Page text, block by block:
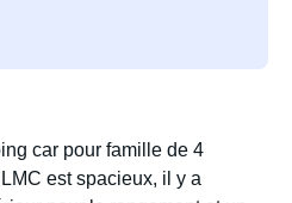
car pour famille de 4
est spacieux, il y a